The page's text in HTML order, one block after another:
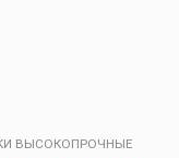
ВЫСОКОПРОЧНЫЕ